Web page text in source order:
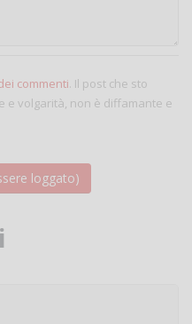
commenti. Il post che sto
e volgarità, non è diffamante e